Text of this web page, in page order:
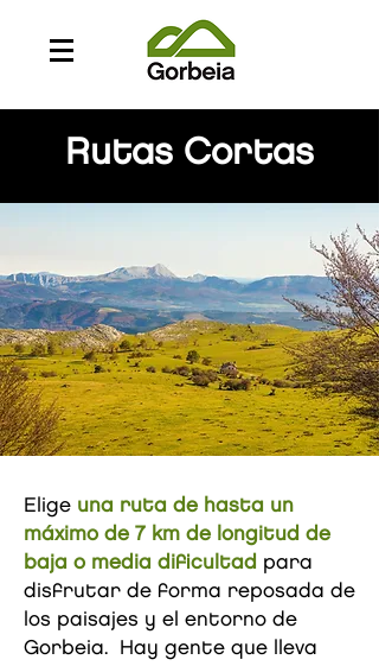
Rutas Cortas
Elige una ruta de hasta un
máximo de 7 km de longitud de
baja o media dificultad para
disfrutar de forma reposada de
los paisajes y el entorno de
Gorbeia. Hay gente que lleva